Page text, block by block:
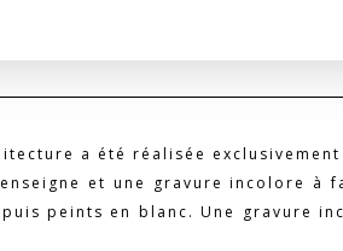
a été réalisée
et une gravure incolore
peints en blanc. Une gravure